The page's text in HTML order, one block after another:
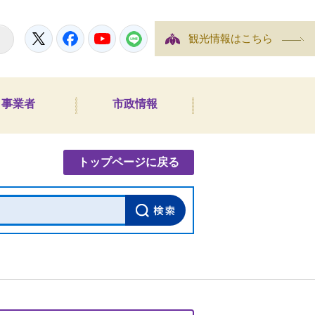
TwitterFacebookYouTubeLINE 観光情報はこちら
事業者 市政情報
トップページに戻る